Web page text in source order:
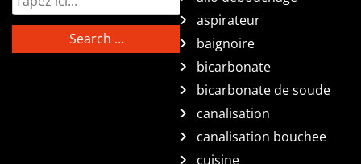
aspirateur
baignoire
bicarbonate
bicarbonate de soude
canalisation
canalisation bouchee
cuisine